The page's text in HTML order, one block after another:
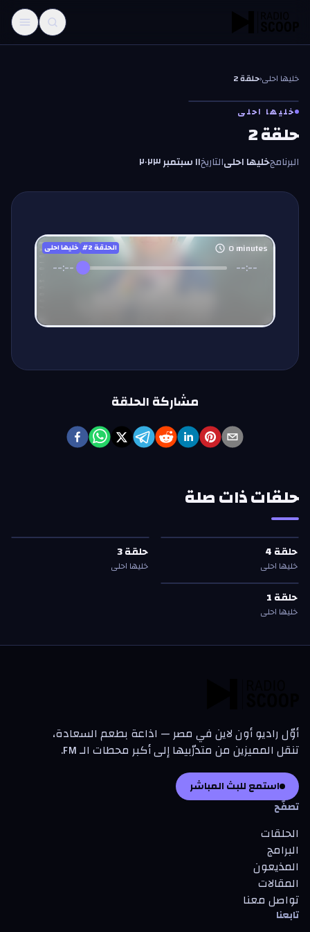
خليها احلى‹حلقة 2
خليها احلى
حلقة 2
البرنامجخليها احلىالتاريخ١١ سبتمبر ٢٠٢٣
خليها احلى #الحلقة2 0minutes
--:-- --:--
مشاركة الحلقة
حلقات ذات صلة
حلقة4
—خليها احلى حلقة 4 حلقة4
خليها احلى
حلقة3
—خليها احلى حلقة 3 حلقة3
خليها احلى
حلقة1
—خليها احلى حلقة 1 حلقة1
خليها احلى
أوّل راديو أون لاين في مصر — اذاعة بطعم السعادة،
تنقل المميزين من متدرّبيها إلى أكبر محطات الـ FM.
استمع للبث المباشر
تصفّح
الحلقات
البرامج
المذيعون
المقالات
تواصل معنا
تابعنا